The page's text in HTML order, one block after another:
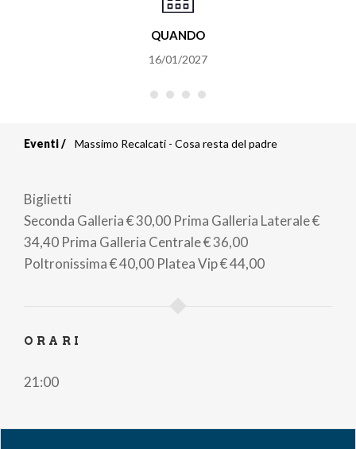
QUANDO
16/01/2027
di
pane
Eventi Massimo Recalcati - Cosa resta del padre
Biglietti
Seconda Galleria€ 30,00 Prima Galleria Laterale€
34,40 Prima Galleria Centrale€ 36,00
Poltronissima€ 40,00 Platea Vip€ 44,00
ORARI
21:00